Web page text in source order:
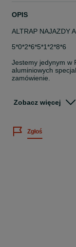
OPIS
ALTRAP NAJAZDY
5*0*2*6*5*1*2*8*6
Jestemy jedynym w
aluminiowych
zamówienie.
Na państwa
najazdów.
Nasz doradca w
Naszymi stałymi
Zobacz więcej
Zgłoś